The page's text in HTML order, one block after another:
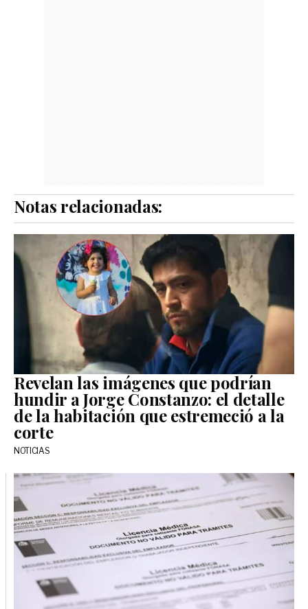
Notas relacionadas:
Revelan las imágenes que podrían
hundir a Jorge Constanzo: el detalle
de la habitación que estremeció a la
corte
NOTICIAS